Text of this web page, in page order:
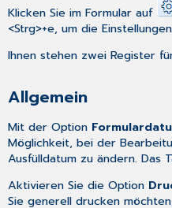
MD-
Speicherung
Klicken Sie im Formular auf
<Strg>+e, um die
Ihnen stehen zwei Register
Allgemein
Mit der Option
Möglichkeit, bei der
Ausfülldatum zu ändern. Das
Aktivieren Sie die Option
Sie generell drucken